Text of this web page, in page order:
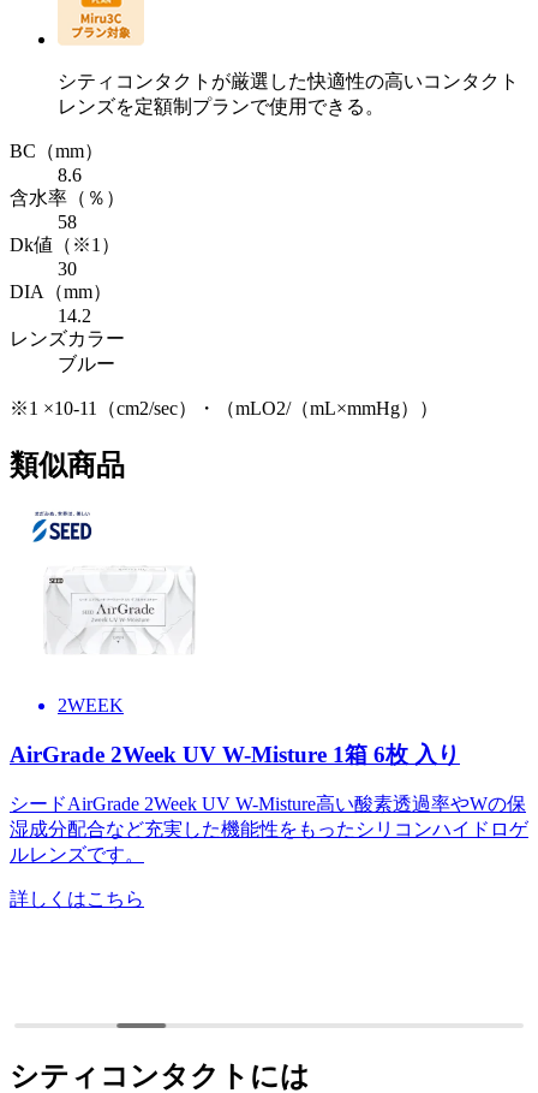
シティコンタクトが厳選した快適性の高いコンタクト
レンズを定額制プランで使用できる。
BC （mm）
8.6
含水率 （％）
58
Dk値 （※1）
30
DIA
（mm）
14.2
レンズカラー
ブルー
※1 ×10-11（cm2/sec）・（mLO2/（mL×mmHg））
類似商品
2WEEK
AirGrade 2Week UV W-Misture 1箱 6枚 入り
シードAirGrade 2Week UV W-Misture高い酸素透過率やWの保
湿成分配合など充実した機能性をもったシリコンハイドロゲ
ルレンズです。
詳しくはこちら
シティコンタクトには